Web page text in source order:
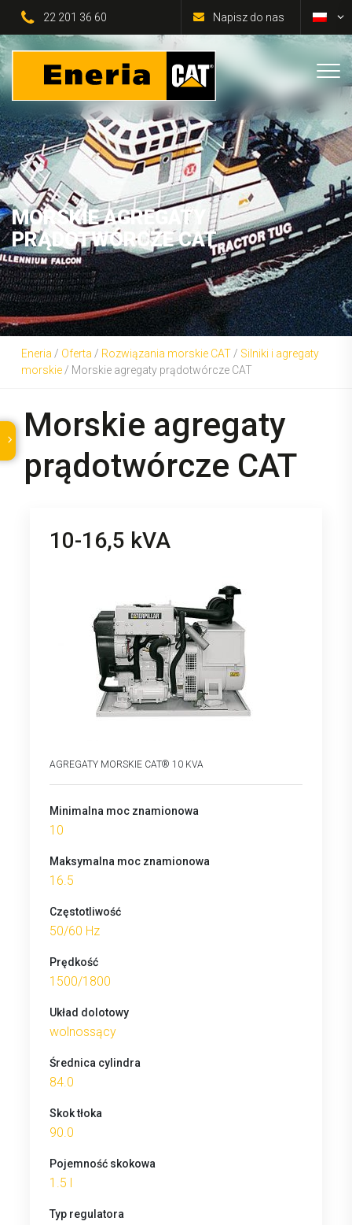
22 201 36 60 Napisz do nas
MORSKIE AGREGATY
PRĄDOTWÓRCZE CAT
Eneria / Oferta / Rozwiązania morskie CAT / Silniki i agregaty
morskie / Morskie agregaty prądotwórcze CAT
Morskie agregaty
prądotwórcze CAT
10-16,5 kVA
AGREGATY MORSKIE CAT® 10 KVA
Minimalna moc znamionowa
10
Maksymalna moc znamionowa
16.5
Częstotliwość
50/60 Hz
Prędkość
1500/1800
Układ dolotowy
wolnossący
Średnica cylindra
84.0
Skok tłoka
90.0
Pojemność skokowa
1.5 l
Typ regulatora